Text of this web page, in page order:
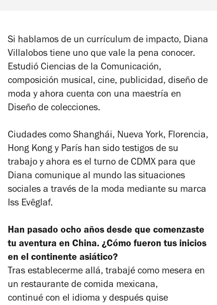
Si hablamos de un currículum de impacto, Diana
Villalobos tiene uno que vale la pena conocer.
Estudió Ciencias de la Comunicación,
composición musical, cine, publicidad, diseño de
moda y ahora cuenta con una maestría en
Diseño de colecciones.
Ciudades como Shanghái, Nueva York, Florencia,
Hong Kong y París han sido testigos de su
trabajo y ahora es el turno de CDMX para que
Diana comunique al mundo las situaciones
sociales a través de la moda mediante su marca
Iss Evêglaf.
Han pasado ocho años desde que comenzaste
tu aventura en China. ¿Cómo fueron tus inicios
en el continente asiático?
Tras establecerme allá, trabajé como mesera en
un restaurante de comida mexicana,
continué con el idioma y después quise